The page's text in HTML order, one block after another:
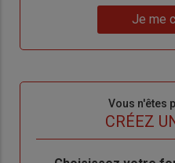
de
me
Je me
Vous n'êtes
CRÉEZ